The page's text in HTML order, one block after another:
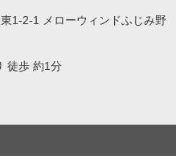
1-2-1 メローウィンドふじみ野
徒歩 約1分